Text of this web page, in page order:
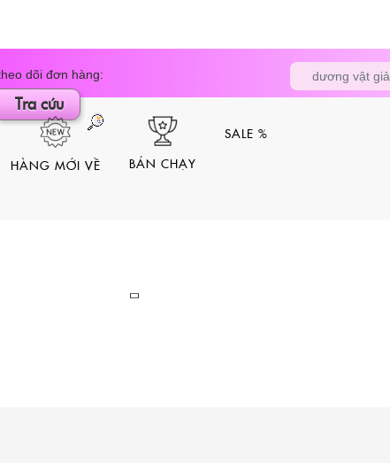
kiếm
sản
phẩm
dương vật giả
HÀNG MỚI VỀ
BÁN CHẠY
SALE %
dõi đơn hàng:
Tra cứu